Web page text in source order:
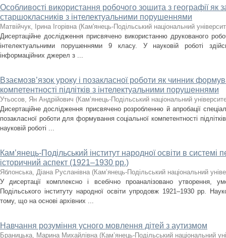
Особливості використання робочого зошита з географії як
старшокласників з інтелектуальними порушеннями
Матвійчук, Ірина Ігорівна (Кам'янець-Подільський національний
Дисертаційне дослідження присвячено використанню друкованого
інтелектуальними порушеннями 9 класу. У науковій роботі
інформаційних джерел з ...
Взаємозв’язок уроку і позакласної роботи як чинник
компетентності підлітків з інтелектуальними порушеннями
Утьосов, Ян Андрійович (Кам’янець-Подільський національний
Дисертаційне дослідження присвячено розробленню й апробації
позакласної роботи для формування соціальної компетентності
науковій роботі ...
Кам’янець-Подільський інститут народної освіти в системі
історичний аспект (1921–1930 рр.)
Яблонська, Діана Русланівна (Кам’янець-Подільський національний
У дисертації комплексно і всебічно проаналізовано утворення,
Подільського інституту народної освіти упродовж 1921–1930 рр.
тому, що на основі архівних ...
Навчання розуміння усного мовлення дітей з аутизмом
Браницька, Марина Михайлівна (Кам’янець-Подільський національний